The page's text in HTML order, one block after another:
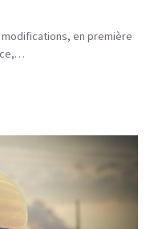
modifications, en première